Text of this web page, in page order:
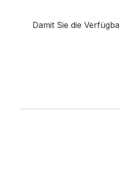
Damit Sie die